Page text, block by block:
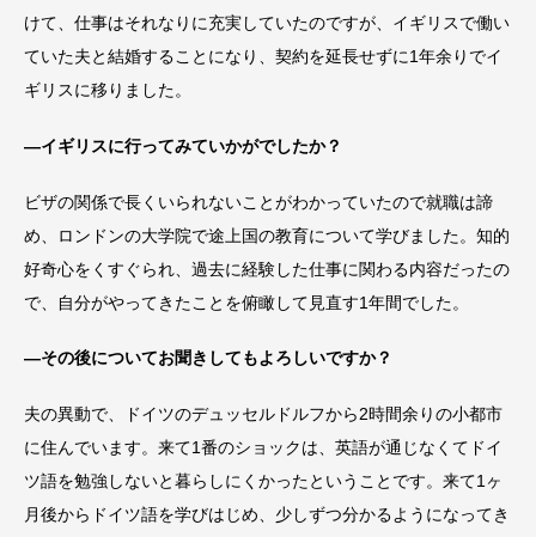
けて、仕事はそれなりに充実していたのですが、イギリスで働い
ていた夫と結婚することになり、契約を延長せずに1年余りでイ
ギリスに移りました。
―イギリスに行ってみていかがでしたか？
ビザの関係で長くいられないことがわかっていたので就職は諦
め、ロンドンの大学院で途上国の教育について学びました。知的
好奇心をくすぐられ、過去に経験した仕事に関わる内容だったの
で、自分がやってきたことを俯瞰して見直す1年間でした。
―その後についてお聞きしてもよろしいですか？
夫の異動で、ドイツのデュッセルドルフから2時間余りの小都市
に住んでいます。来て1番のショックは、英語が通じなくてドイ
ツ語を勉強しないと暮らしにくかったということです。来て1ヶ
月後からドイツ語を学びはじめ、少しずつ分かるようになってき